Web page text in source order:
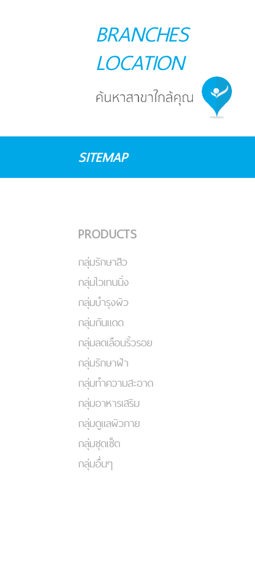
BRANCHES
LOCATION
SITEMAP
PRODUCTS
กลุ่มรักษาสิว
กลุ่มไวเทนนิ่ง
กลุ่มบำรุงผิว
กลุ่มกันแดด
กลุ่มลดเลือนริ้วรอย
กลุ่มรักษาฝ้า
กลุ่มทำความสะอาด
กลุ่มอาหารเสริม
กลุ่มดูแลผิวกาย
กลุ่มชุดเซ็ต
กลุ่มอื่นๆ